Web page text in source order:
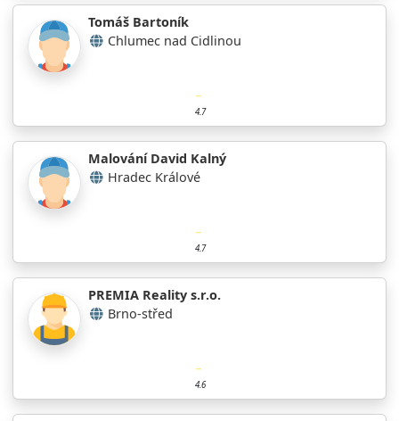
Tomáš Bartoník
Chlumec nad Cidlinou
4.7
Malování David Kalný
Hradec Králové
4.7
PREMIA Reality s.r.o.
Brno-střed
4.6